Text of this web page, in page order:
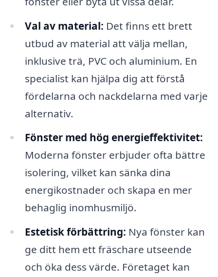
Val av material: Det finns ett brett
utbud av material att välja mellan,
inklusive trä, PVC och aluminium. En
specialist kan hjälpa dig att förstå
fördelarna och nackdelarna med varje
alternativ.
Fönster med hög energieffektivitet:
Moderna fönster erbjuder ofta bättre
isolering, vilket kan sänka dina
energikostnader och skapa en mer
behaglig inomhusmiljö.
Estetisk förbättring: Nya fönster kan
ge ditt hem ett fräschare utseende
och öka dess värde. Företaget kan